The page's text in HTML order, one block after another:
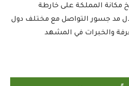
مكانة المملكة على خارطة
مد جسور التواصل مع مختلف دول
والخبرات في المشهد